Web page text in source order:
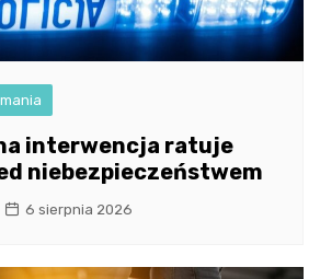
interwencja ratuje
niebezpieczeństwem
6 sierpnia 2026